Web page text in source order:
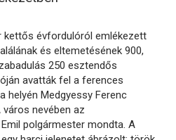
kettős évfordulóról emlékezett
és eltemetésének 900,
250 esztendős
avatták fel a ferences
helyén Medgyessy Ferenc
nevében az
polgármester mondta. A